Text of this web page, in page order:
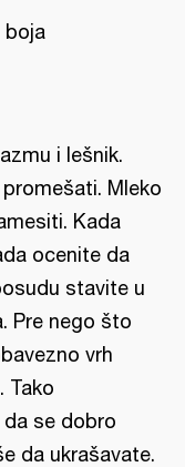
boja
i lešnik.
Mleko
Kada
ocenite da
stavite u
Pre nego što
vrh
Tako
se dobro
da ukrašavate.